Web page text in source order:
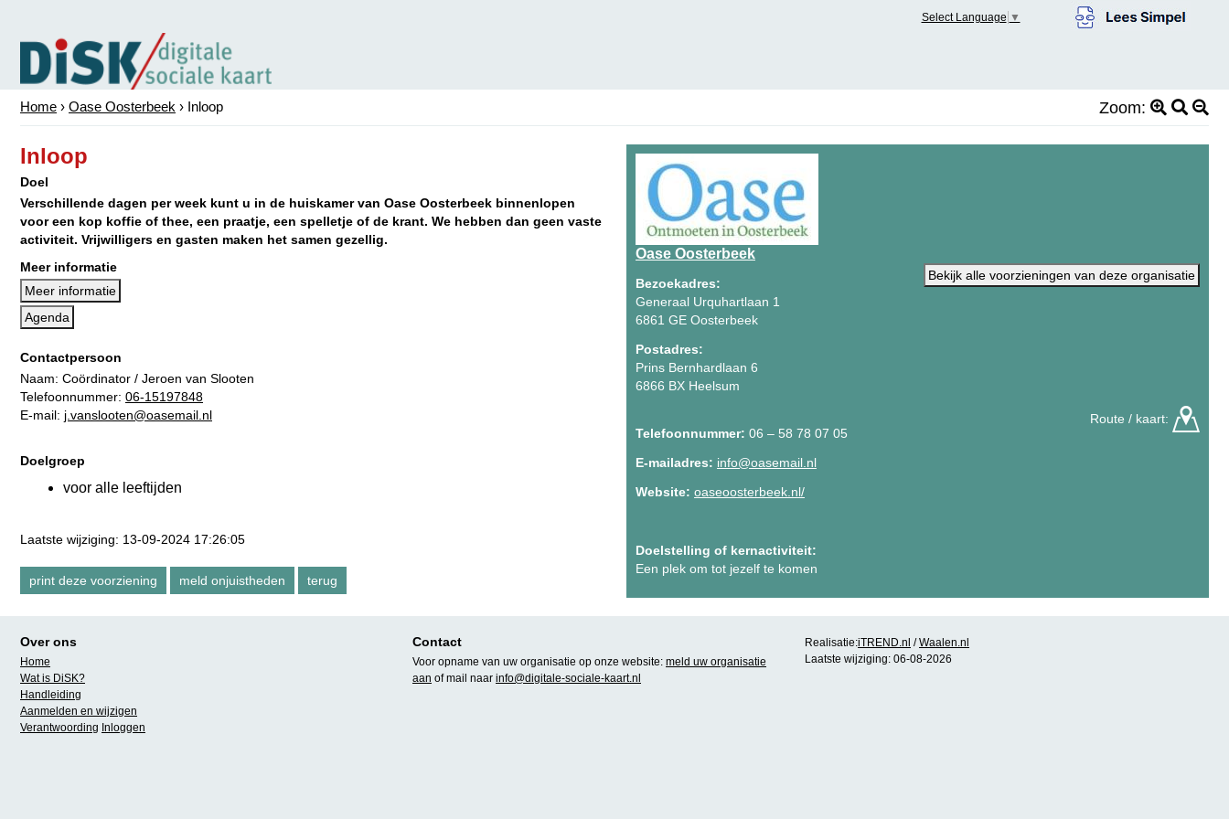
Select Language ▼
Home › Oase Oosterbeek › Inloop Zoom:
Inloop
Doel
Verschillende dagen per week kunt u in de huiskamer van Oase Oosterbeek binnenlopen
voor een kop koffie of thee, een praatje, een spelletje of de krant. We hebben dan geen vaste
activiteit. Vrijwilligers en gasten maken het samen gezellig.
Meer informatie
Meer informatie
Agenda
Contactpersoon
Naam: Coördinator / Jeroen van Slooten
Telefoonnummer: 06-15197848
E-mail: j.vanslooten@oasemail.nl
Doelgroep
voor alle leeftijden
Laatste wijziging: 13-09-2024 17:26:05
Oase Oosterbeek
Bekijk alle voorzieningen van deze organisatie
Bezoekadres:
Generaal Urquhartlaan 1
6861 GE Oosterbeek
Postadres:
Prins Bernhardlaan 6
6866 BX Heelsum
Route / kaart:
Telefoonnummer: 06 – 58 78 07 05
E-mailadres: info@oasemail.nl
Website: oaseoosterbeek.nl/
Doelstelling of kernactiviteit:
Een plek om tot jezelf te komen
Over ons
Home
Wat is DiSK?
Handleiding
Aanmelden en wijzigen
Verantwoording Inloggen
Contact
Voor opname van uw organisatie op onze website: meld uw organisatie
aan of mail naar info@digitale-sociale-kaart.nl
Realisatie:iTREND.nl /Waalen.nl
Laatste wijziging: 06-08-2026